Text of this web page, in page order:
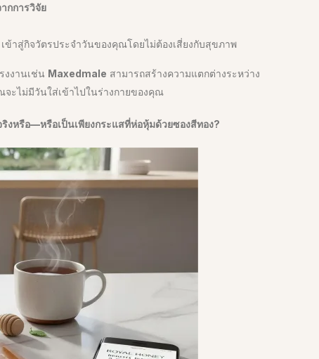
กการวิจัย
ข้าสู่กิจวัตรประจำวันของคุณโดยไม่ต้องเสี่ยงกับสุขภาพ
งงานเช่น Maxedmale สามารถสร้างความแตกต่างระหว่าง
ะไม่มีวันใส่เข้าไปในร่างกายของคุณ
หรือ—หรือเป็นเพียงกระแสที่ห่อหุ้มด้วยซองสีทอง?